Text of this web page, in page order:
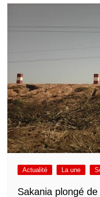
Actualité La une
Sakania plongé